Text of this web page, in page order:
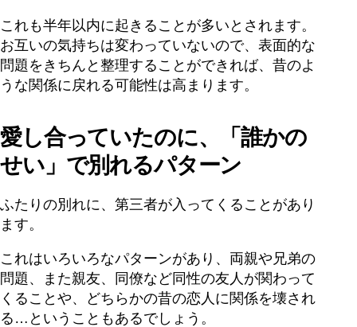
これも半年以内に起きることが多いとされます。
お互いの気持ちは変わっていないので、表面的な
問題をきちんと整理することができれば、昔のよ
うな関係に戻れる可能性は高まります。
愛し合っていたのに、「誰かの
せい」で別れるパターン
ふたりの別れに、第三者が入ってくることがあり
ます。
これはいろいろなパターンがあり、両親や兄弟の
問題、また親友、同僚など同性の友人が関わって
くることや、どちらかの昔の恋人に関係を壊され
る…ということもあるでしょう。